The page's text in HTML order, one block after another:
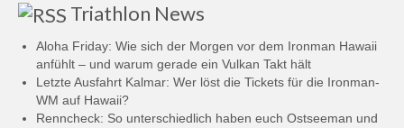
Triathlon News
Aloha Friday: Wie sich der Morgen vor dem Ironman Hawaii
anfühlt – und warum gerade ein Vulkan Takt hält
Letzte Ausfahrt Kalmar: Wer löst die Tickets für die Ironman-
WM auf Hawaii?
Renncheck: So unterschiedlich haben euch Ostseeman und